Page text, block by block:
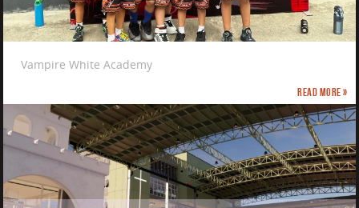
Vampire White Academy
Read more »